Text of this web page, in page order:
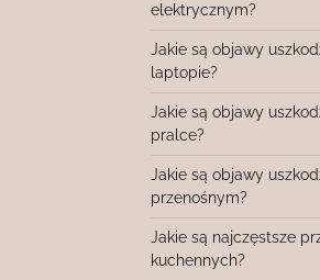
elektrycznym?
Jakie są objawy
laptopie?
Jakie są objawy
pralce?
Jakie są objawy
przenośnym?
Jakie są najczęstsze
kuchennych?